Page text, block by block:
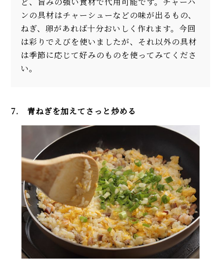
ンの具材はチャーシューなどの味が出るもの、
ねぎ、卵があれば十分おいしく作れます。今回
は彩りでえびを使いましたが、それ以外の具材
は季節に応じて好みのものを使ってみてくださ
い。
7. 青ねぎを加えてさっと炒める